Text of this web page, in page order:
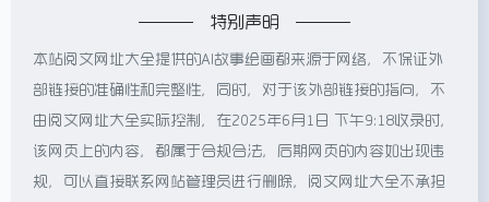
特别声明
本站阅文网址大全提供的AI故事绘画都来源于网络，不保证外
部链接的准确性和完整性，同时，对于该外部链接的指向，不
由阅文网址大全实际控制，在2025年6月1日 下午9:18收录时，
该网页上的内容，都属于合规合法，后期网页的内容如出现违
规，可以直接联系网站管理员进行删除，阅文网址大全不承担